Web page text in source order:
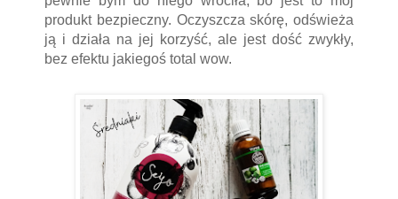
produkt bezpieczny. Oczyszcza skórę, odświeża
ją i działa na jej korzyść, ale jest dość zwykły,
bez efektu jakiegoś total wow.